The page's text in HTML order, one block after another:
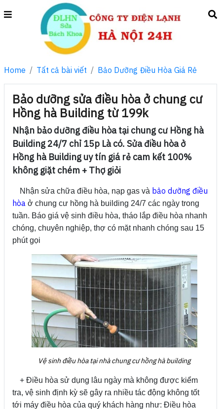
Home Tất cả bài viết Bảo Dưỡng Điều Hòa Giá Rẻ
Bảo dưỡng sửa điều hòa ở chung cư
Hồng hà Building từ 199k
Nhận bảo dưỡng điều hòa tại chung cư Hồng hà
Building 24/7 chỉ 15p Là có. Sửa điều hòa ở
Hồng hà Building uy tín giá rẻ cam kết 100%
không giặt chém + Thợ giỏi
Nhận sửa chữa điều hòa, nạp gas và bảo dưỡng điều
hòa ở chung cư hồng hà building 24/7 các ngày trong
tuần. Báo giá vệ sinh điều hòa, tháo lắp điều hòa nhanh
chóng, chuyên nghiệp, thợ có mặt nhanh chóng sau 15
phút gọi
Vệ sinh điều hòa tại nhà chung cư hồng hà building
+ Điều hòa sử dụng lâu ngày mà không được kiểm
tra, vệ sinh định kỳ sẽ gây ra nhiều tác động không tốt
tới máy điều hòa của quý khách hàng như: Điều hòa